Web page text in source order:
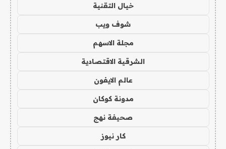
خيال التقنية
شوف ويب
مجلة الاسهم
الشرقية الاقتصادية
عالم الايفون
مدونة كوكان
صحيفة نهج
كار نيوز